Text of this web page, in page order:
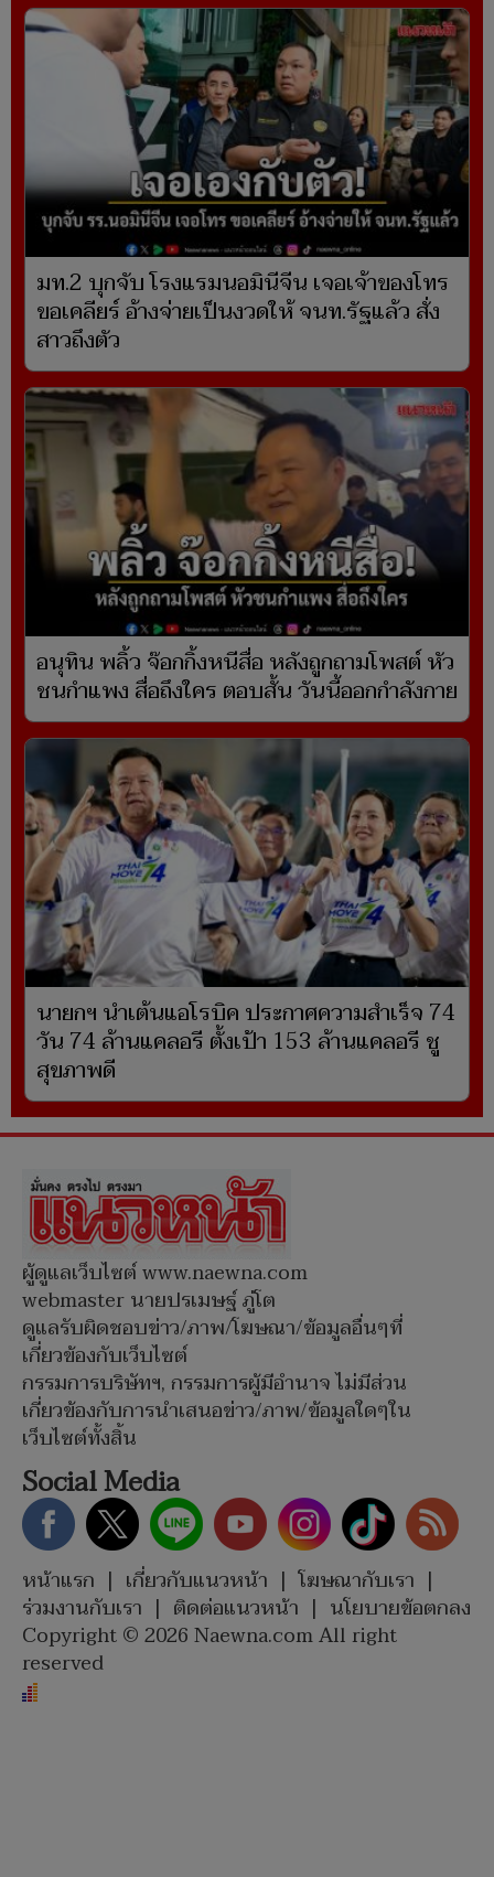
มท.2 บุกจับ โรงแรมนอมินีจีน เจอเจ้าของโทร
ขอเคลียร์ อ้างจ่ายเป็นงวดให้ จนท.รัฐแล้ว สั่ง
สาวถึงตัว
อนุทิน พลิ้ว จ๊อกกิ้งหนีสื่อ หลังถูกถามโพสต์ หัว
ชนกำแพง สื่อถึงใคร ตอบสั้น วันนี้ออกกำลังกาย
นายกฯ นำเต้นแอโรบิค ประกาศความสำเร็จ 74
วัน 74 ล้านแคลอรี ตั้งเป้า 153 ล้านแคลอรี ชู
สุขภาพดี
ผู้ดูแลเว็บไซต์ www.naewna.com
webmaster นายปรเมษฐ์ ภู่โต
ดูแลรับผิดชอบข่าว/ภาพ/โฆษณา/ข้อมูลอื่นๆที่
เกี่ยวข้องกับเว็บไซต์
กรรมการบริษัทฯ, กรรมการผู้มีอำนาจ ไม่มีส่วน
เกี่ยวข้องกับการนำเสนอข่าว/ภาพ/ข้อมูลใดๆใน
เว็บไซต์ทั้งสิ้น
Social Media
หน้าแรก | เกี่ยวกับแนวหน้า | โฆษณากับเรา |
ร่วมงานกับเรา | ติดต่อแนวหน้า | นโยบายข้อตกลง
Copyright © 2026 Naewna.com All right
reserved